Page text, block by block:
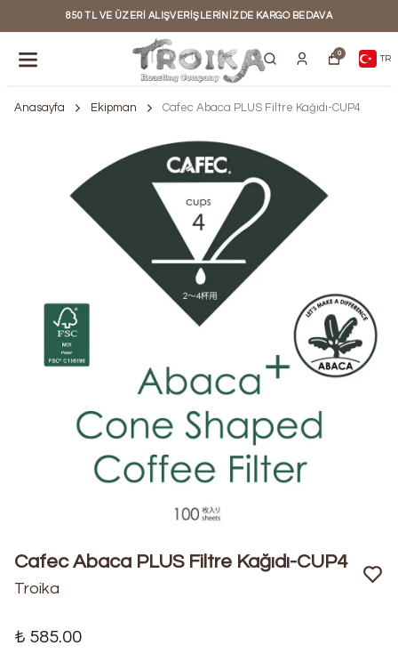
850 TL VE ÜZERI ALIŞVERIŞLERINIZDE KARGO BEDAVA
0
TR
Anasayfa Ekipman Cafec Abaca PLUS Filtre Kağıdı-CUP4
Cafec Abaca PLUS Filtre Kağıdı-CUP4
Troika
₺ 585.00